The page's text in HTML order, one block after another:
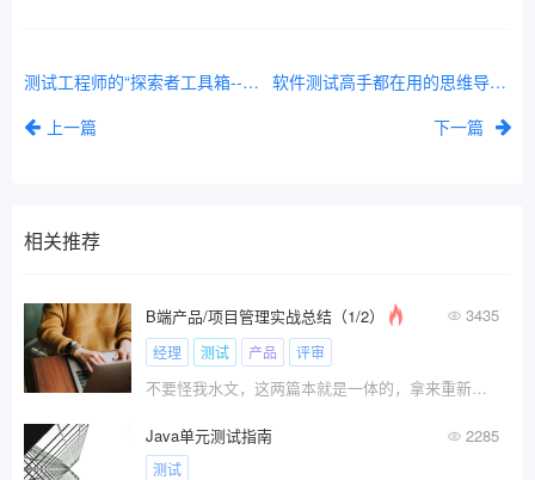
测试工程师的“探索者工具箱--启发式测试
上一篇
软件测试高手都在用的思维导图法，让你的测试效率提升300%！
下一篇
相关推荐
B端产品/项目管理实战总结（1/2） 3435
经理 测试 产品 评审
不要怪我水文，这两篇本就是一体的，拿来重新发一遍。内容概述：\x0d\x0a1、企业产品项目类型\x0d\x0a2、企业产品项目生命周期划分
Java单元测试指南 2285
测试